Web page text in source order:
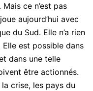
. Mais ce n’est pas
aujourd’hui avec
du Sud. Elle n’a rien
est possible dans
dans une telle
être actionnés.
la crise, les pays du